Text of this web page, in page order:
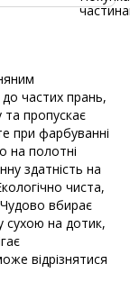
частих прань,
та пропускає
при фарбуванні
на полотні
здатність на
чиста,
Чудово вбирає
сухою на дотик,
відрізнятися